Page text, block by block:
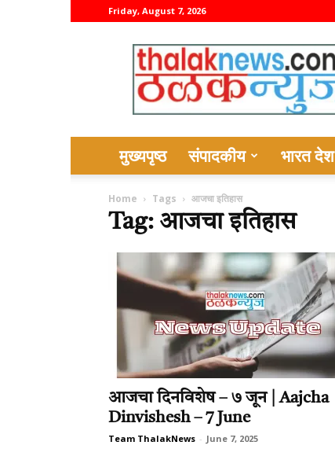
Friday, August 7, 2026
thalaknews
मुख्यपृष्ठ संपादकीय भारत देश
Home Tags आजचा इतिहास
Tag: आजचा इतिहास
आजचा दिनविशेष – ७ जून | Aajcha
Dinvishesh – 7 June
Team ThalakNews - June 7, 2025